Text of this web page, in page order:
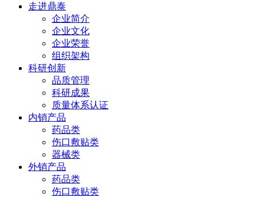
走进鼎泰
企业简介
企业文化
企业荣誉
组织架构
科研创新
品质管理
科研成果
质量体系认证
内销产品
药品类
伤口敷贴类
器械类
外销产品
药品类
伤口敷贴类